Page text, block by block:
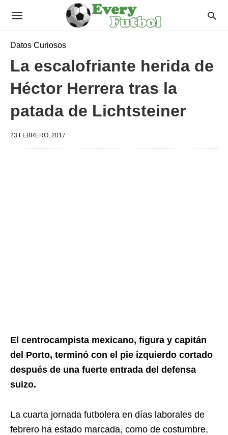
Datos Curiosos
La escalofriante herida de
Héctor Herrera tras la
patada de Lichtsteiner
23 FEBRERO, 2017
El centrocampista mexicano, figura y capitán
del Porto, terminó con el pie izquierdo cortado
después de una fuerte entrada del defensa
suizo.
La cuarta jornada futbolera en días laborales de
febrero ha estado marcada, como de costumbre,